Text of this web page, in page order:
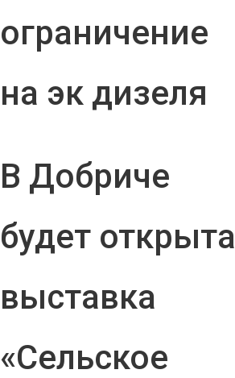
ограничение
на эк дизеля
В Добриче
будет открыта
выставка
«Сельское